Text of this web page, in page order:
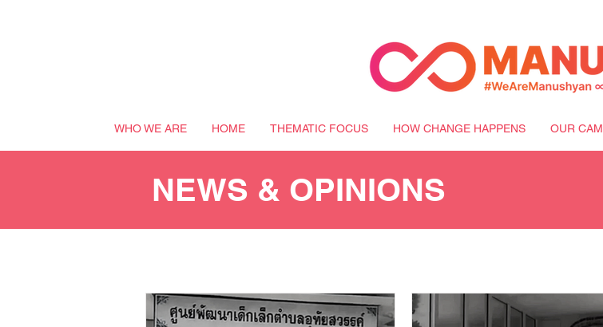
WHO WE ARE HOME THEMATIC FOCUS HOW CHANGE HAPPENS OUR
NEWS & OPINIONS